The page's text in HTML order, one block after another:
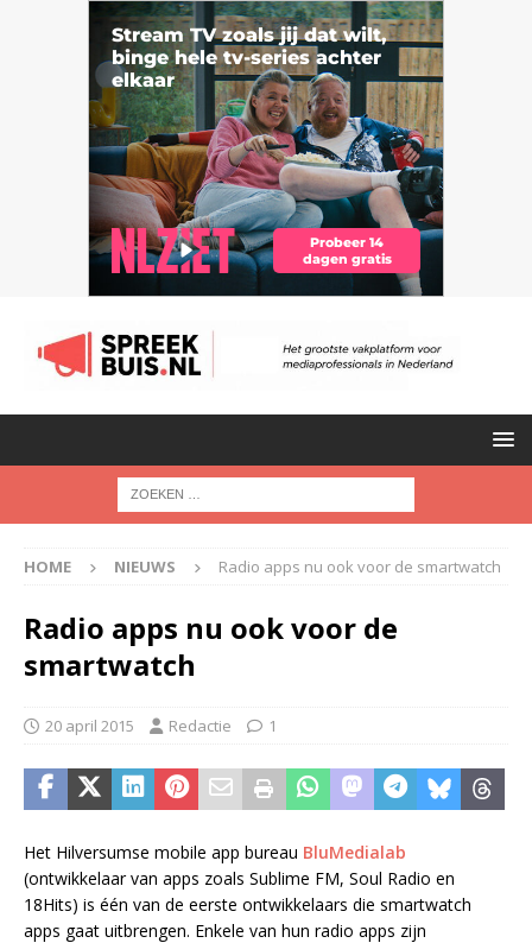
HOME NIEUWS Radio apps nu ook voor de smartwatch
Radio apps nu ook voor de
smartwatch
20 april 2015 Redactie 1
Het Hilversumse mobile app bureau BluMedialab
(ontwikkelaar van apps zoals Sublime FM, Soul Radio en
18Hits) is één van de eerste ontwikkelaars die smartwatch
apps gaat uitbrengen. Enkele van hun radio apps zijn